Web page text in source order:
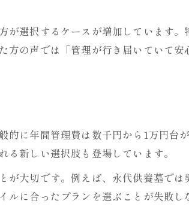
選択するケースが増加しています。
の声では「管理が行き届いていて安
に年間管理費は数千円から1万円台
新しい選択肢も登場しています。
大切です。例えば、永代供養墓では
に合ったプランを選ぶことが失敗し